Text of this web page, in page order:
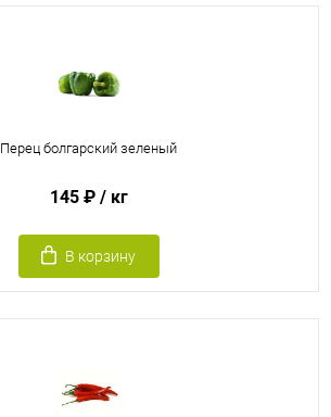
Перец болгарский зеленый
145 ₽ / кг
В корзину